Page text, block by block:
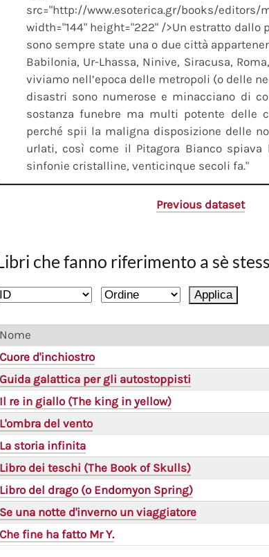
src="http://www.esoterica.gr/books/
width="144" height="222" />Un estratto
sono sempre state una o due città
Babilonia, Ur-Lhassa, Ninive, Siracusa,
viviamo nell’epoca delle metropoli (o delle
disastri sono numerose e minacciano di
sostanza funebre ma multi potente delle
perché spii la maligna disposizione delle
urlati, così come il Pitagora Bianco
sinfonie cristalline, venticinque secoli fa."
Previous dataset
che fanno riferimento a sè
Nome
Cuore d'inchiostro
Guida galattica per gli autostoppisti
Il re in giallo (The king in yellow)
L'ombra del vento
La storia infinita
Libro dei teschi (The Book of Skulls)
Libro del drago (o Endomyon Spring)
Se una notte d'inverno un viaggiatore
Che fine ha fatto Mr Y.